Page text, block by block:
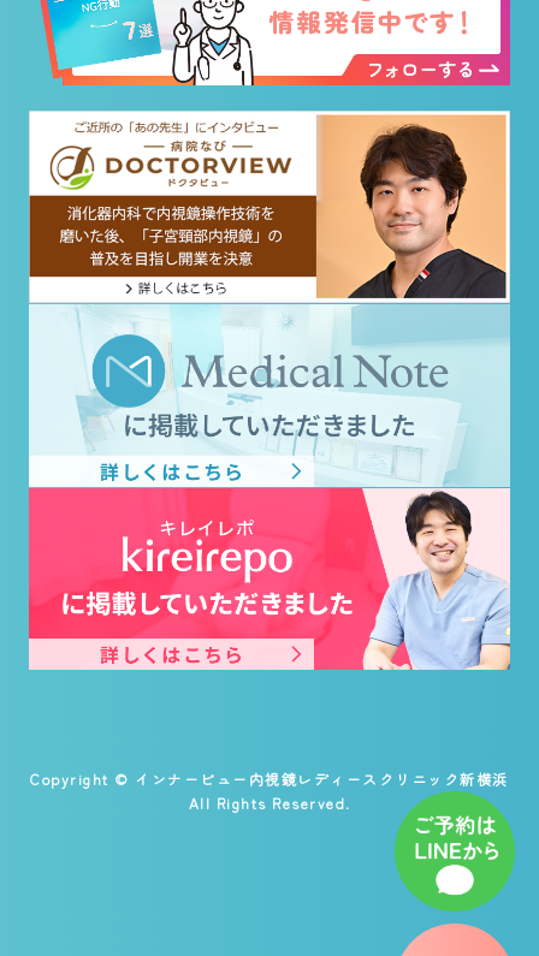
Copyright © インナービュー内視鏡レディースクリニック新横浜
All Rights Reserved.